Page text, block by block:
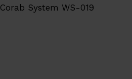
Corab System WS-019